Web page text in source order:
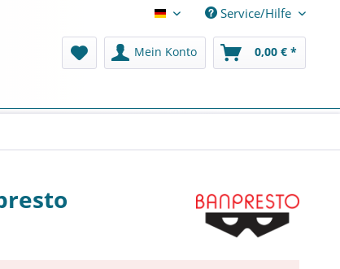
Deutsch Service/Hilfe
Mein Konto 0,00 € *